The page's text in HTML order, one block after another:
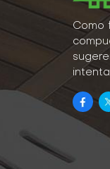
Como
la
estilo